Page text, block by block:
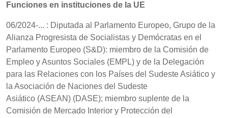
Funciones en instituciones de la UE
06/2024-... : Diputada al Parlamento Europeo, Grupo de la
Alianza Progresista de Socialistas y Demócratas en el
Parlamento Europeo (S&D): miembro de la Comisión de
Empleo y Asuntos Sociales (EMPL) y de la Delegación
para las Relaciones con los Países del Sudeste Asiático y
la Asociación de Naciones del Sudeste
Asiático (ASEAN) (DASE); miembro suplente de la
Comisión de Mercado Interior y Protección del